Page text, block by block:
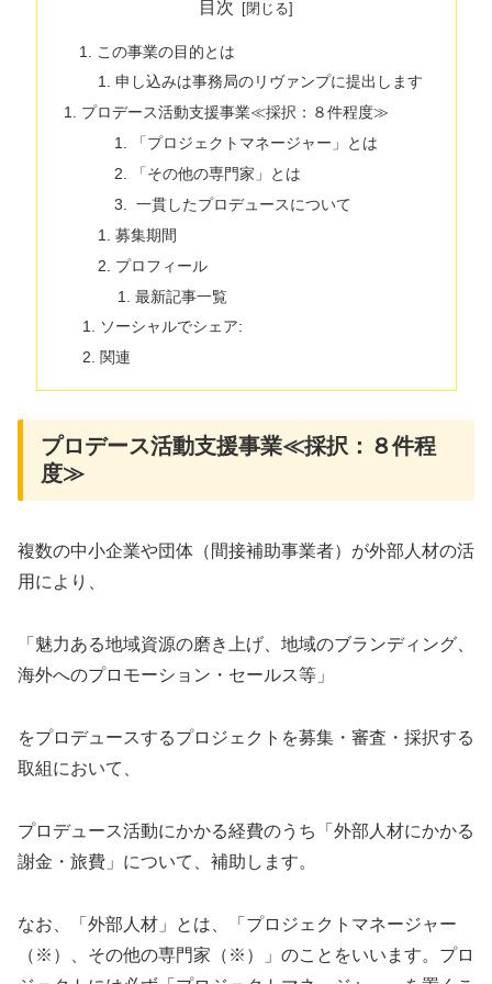
目次
この事業の目的とは
申し込みは事務局のリヴァンプに提出します
プロデース活動支援事業≪採択：８件程度≫
「プロジェクトマネージャー」とは
「その他の専門家」とは
一貫したプロデュースについて
募集期間
プロフィール
最新記事一覧
ソーシャルでシェア:
関連
プロデース活動支援事業≪採択：８件程
度≫
複数の中小企業や団体（間接補助事業者）が外部人材の活
用により、
「魅力ある地域資源の磨き上げ、地域のブランディング、
海外へのプロモーション・セールス等」
をプロデュースするプロジェクトを募集・審査・採択する
取組において、
プロデュース活動にかかる経費のうち「外部人材にかかる
謝金・旅費」について、補助します。
なお、「外部人材」とは、「プロジェクトマネージャー
（※）、その他の専門家（※）」のことをいいます。プロ